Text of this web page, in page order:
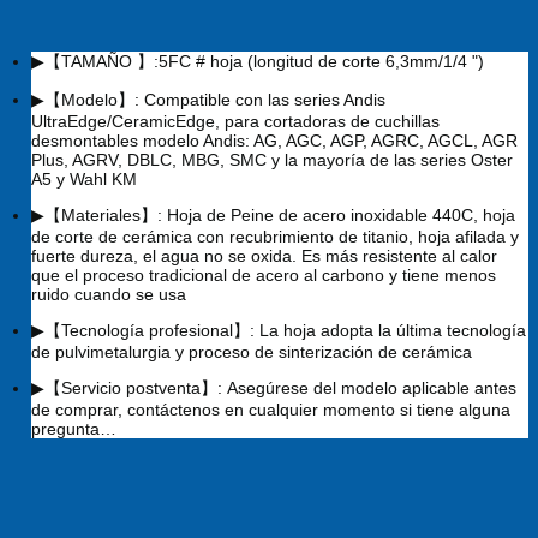
▶【TAMAÑO 】:5FC # hoja (longitud de corte 6,3mm/1/4 ")
▶【Modelo】: Compatible con las series Andis
UltraEdge/CeramicEdge, para cortadoras de cuchillas
desmontables modelo Andis: AG, AGC, AGP, AGRC, AGCL, AGR
Plus, AGRV, DBLC, MBG, SMC y la mayoría de las series Oster
A5 y Wahl KM
▶【Materiales】: Hoja de Peine de acero inoxidable 440C, hoja
de corte de cerámica con recubrimiento de titanio, hoja afilada y
fuerte dureza, el agua no se oxida. Es más resistente al calor
que el proceso tradicional de acero al carbono y tiene menos
ruido cuando se usa
▶【Tecnología profesional】: La hoja adopta la última tecnología
de pulvimetalurgia y proceso de sinterización de cerámica
▶【Servicio postventa】: Asegúrese del modelo aplicable antes
de comprar, contáctenos en cualquier momento si tiene alguna
pregunta